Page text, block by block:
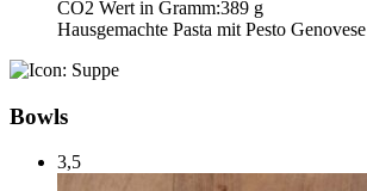
CO2 Wert in Gramm:389 g
Hausgemachte Pasta mit Pesto Genovese
Bowls
3,5